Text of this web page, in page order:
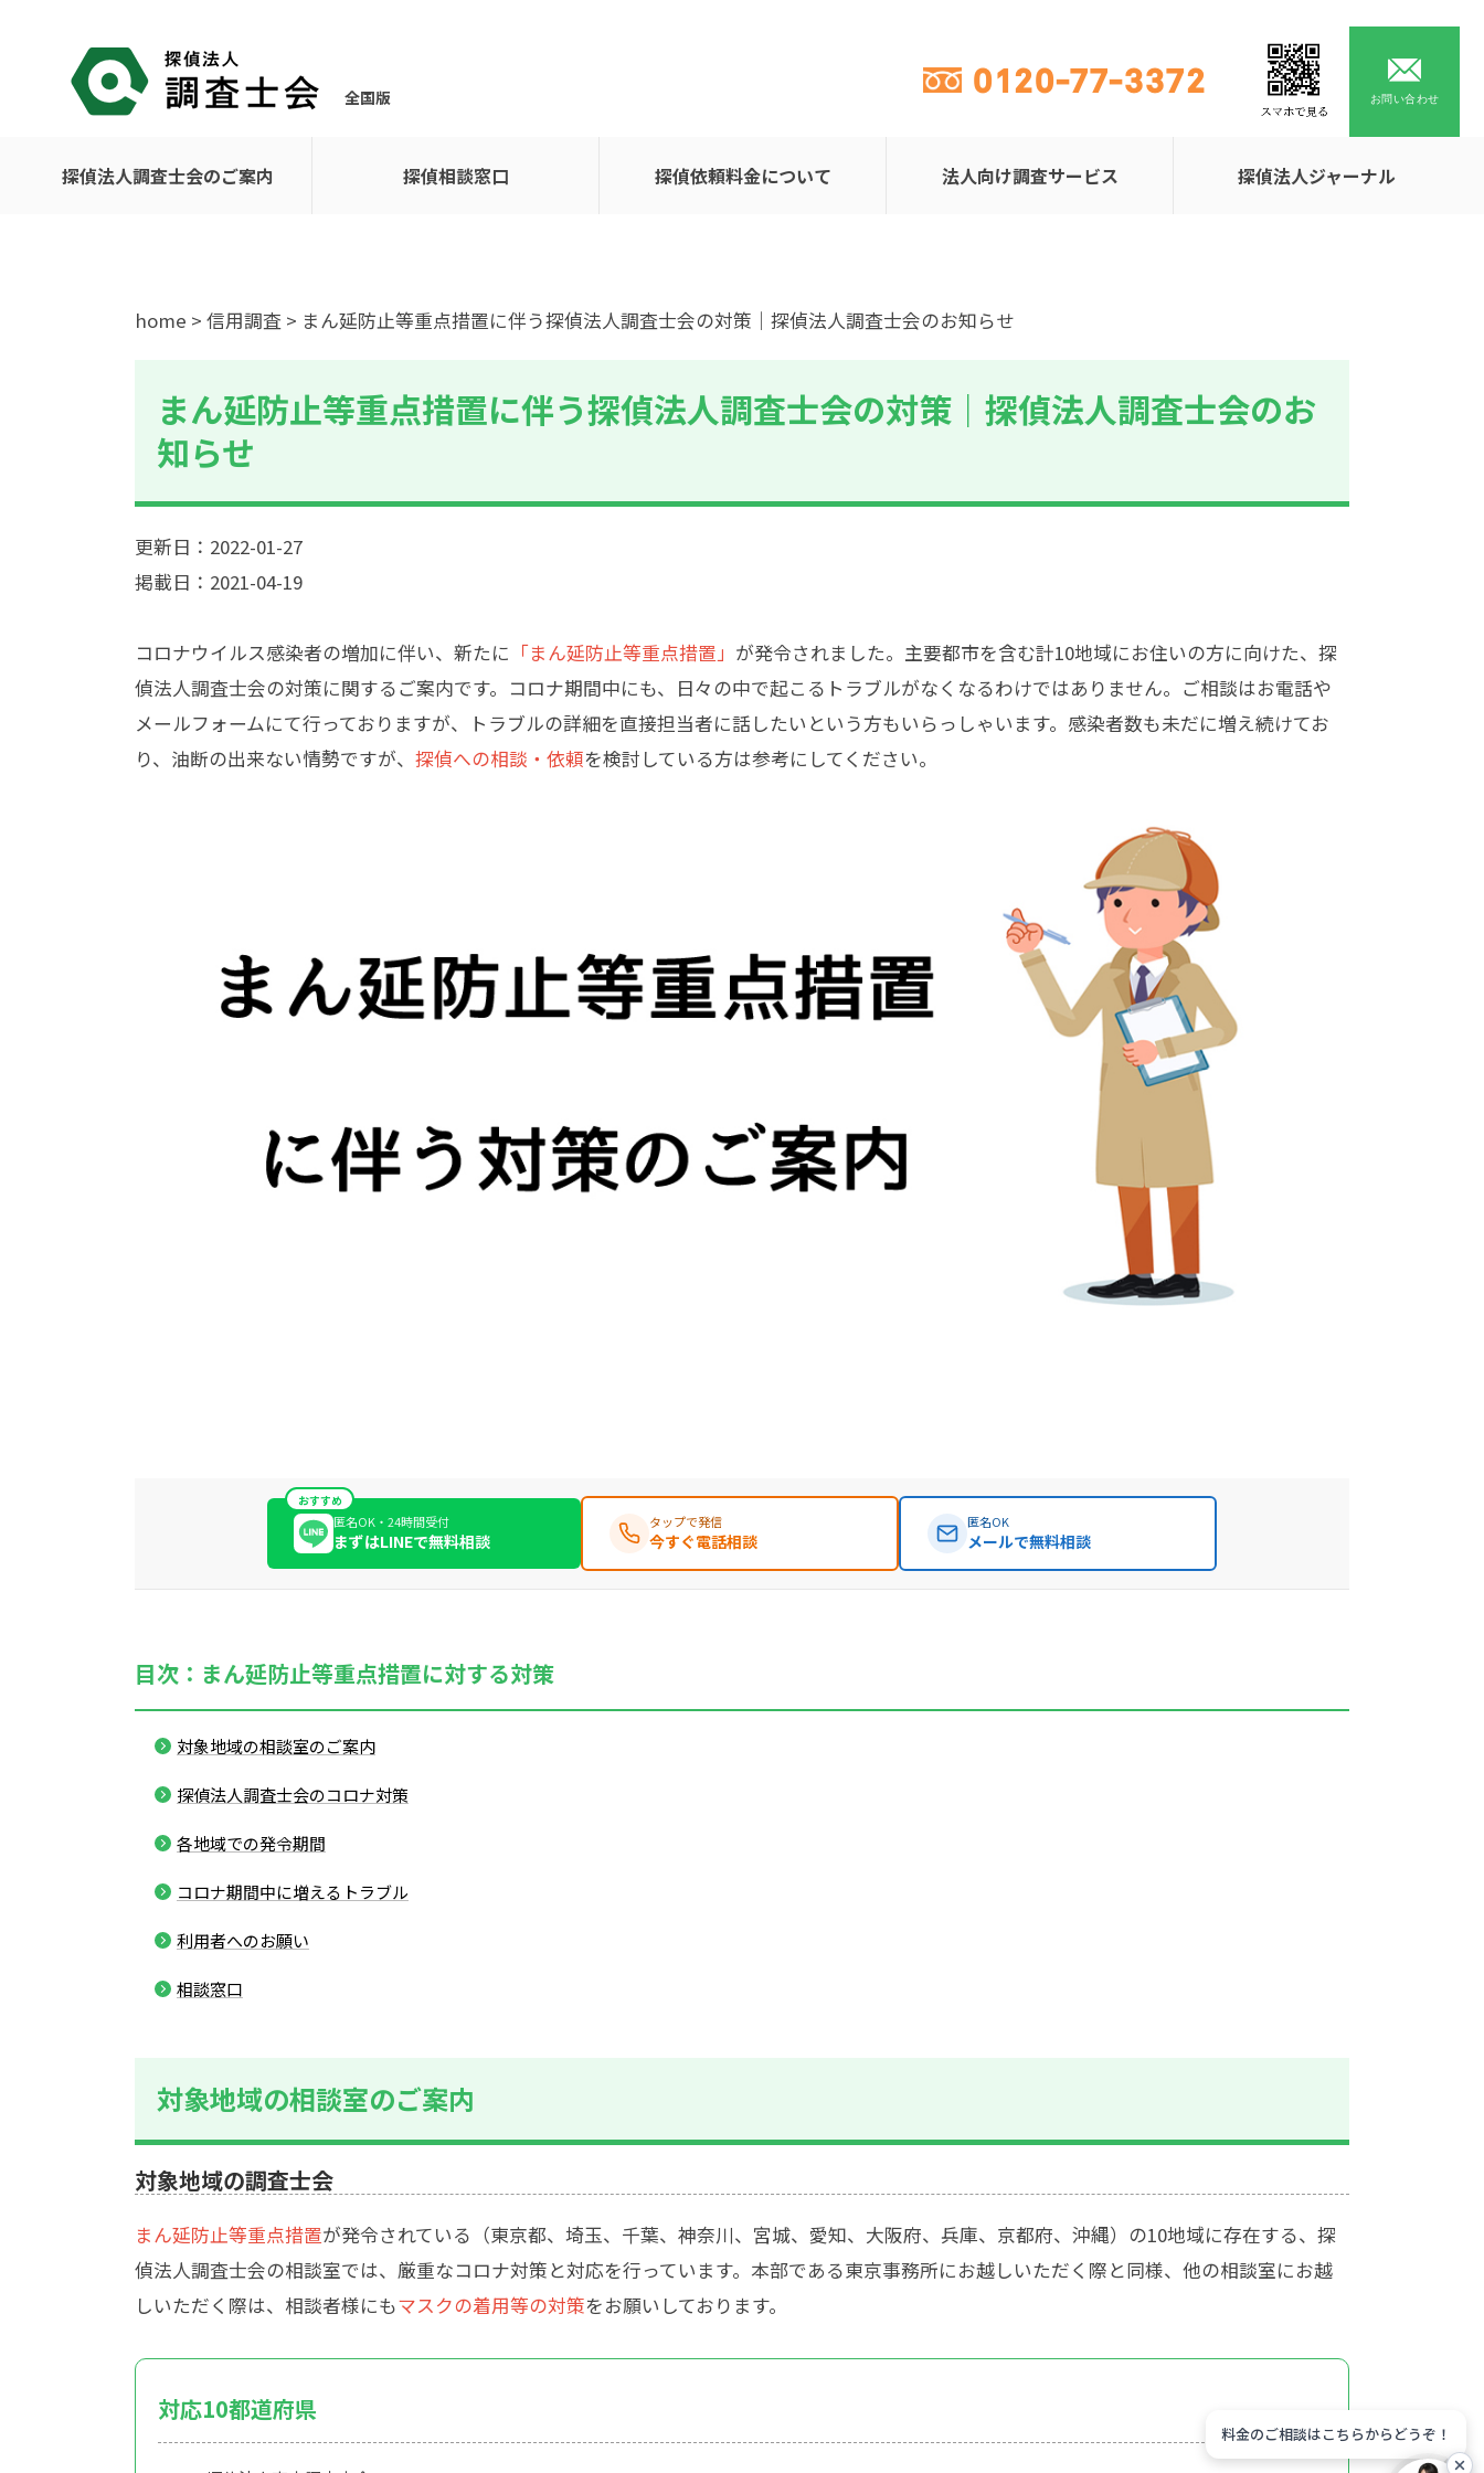
全国版 お問い合わせ
0120-77-3372
探偵法人調査士会のご案内 探偵相談窓口 探偵依頼料金について 法人向け調査サービス 探偵法人ジャーナル
home > 信用調査 > まん延防止等重点措置に伴う探偵法人調査士会の対策｜探偵法人調査士会のお知らせ
まん延防止等重点措置に伴う探偵法人調査士会の対策｜探偵法人調査士会のお
知らせ
更新日：2022-01-27
掲載日：2021-04-19
コロナウイルス感染者の増加に伴い、新たに 「まん延防止等重点措置」 が発令されました。主要都市を含む計10地域にお住いの方に向けた、探
偵法人調査士会の対策に関するご案内です。コロナ期間中にも、日々の中で起こるトラブルがなくなるわけではありません。ご相談はお電話や
メールフォームにて行っておりますが、トラブルの詳細を直接担当者に話したいという方もいらっしゃいます。感染者数も未だに増え続けてお
り、油断の出来ない情勢ですが、 探偵への相談・依頼を検討している方は参考にしてください。
おすすめ
匿名OK・24時間受付
まずはLINEで無料相談
タップで発信
今すぐ電話相談
匿名OK
メールで無料相談
目次：まん延防止等重点措置に対する対策
対象地域の相談室のご案内
探偵法人調査士会のコロナ対策
各地域での発令期間
コロナ期間中に増えるトラブル
利用者へのお願い
相談窓口
対象地域の相談室のご案内
対象地域の調査士会
まん延防止等重点措置が発令されている（東京都、埼玉、千葉、神奈川、宮城、愛知、大阪府、兵庫、京都府、沖縄）の10地域に存在する、探
偵法人調査士会の相談室では、厳重なコロナ対策と対応を行っています。本部である東京事務所にお越しいただく際と同様、他の相談室にお越
しいただく際は、相談者様にもマスクの着用等の対策をお願いしております。
対応10都道府県
料金のご相談はこちらからどうぞ！